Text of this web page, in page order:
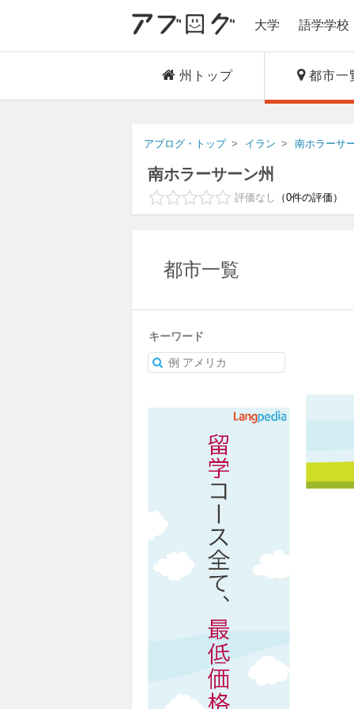
大学 語学学校
州トップ 都市一
アブログ・トップ イラン 南ホラーサ
南ホラーサーン州
評価なし 0件の評価
都市一覧
キーワード